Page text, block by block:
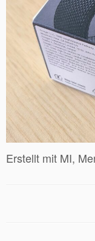
Erstellt mit MI,